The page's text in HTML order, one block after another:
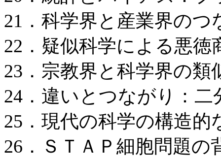
21．科学界と産業界のつ
22．疑似科学による悪徳
23．宗教界と科学界の類
24．違いとつながり：
25．現代の科学の構造的
26．ＳＴＡＰ細胞問題の